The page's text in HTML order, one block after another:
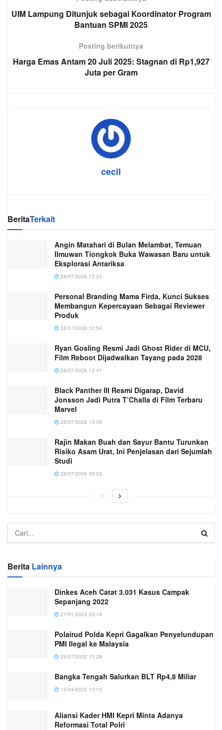
UIM Lampung Ditunjuk sebagai Koordinator Program
Bantuan SPMI 2025
Posting berikutnya
Harga Emas Antam 20 Juli 2025: Stagnan di Rp1,927
Juta per Gram
cecil
BeritaTerkait
Angin Matahari di Bulan Melambat, Temuan
Ilmuwan Tiongkok Buka Wawasan Baru untuk
Eksplorasi Antariksa
28/07/2026 13:24
Personal Branding Mama Firda, Kunci Sukses
Membangun Kepercayaan Sebagai Reviewer
Produk
28/07/2026 12:54
Ryan Gosling Resmi Jadi Ghost Rider di MCU,
Film Reboot Dijadwalkan Tayang pada 2028
28/07/2026 12:47
Black Panther III Resmi Digarap, David
Jonsson Jadi Putra T’Challa di Film Terbaru
Marvel
28/07/2026 10:08
Rajin Makan Buah dan Sayur Bantu Turunkan
Risiko Asam Urat, Ini Penjelasan dari Sejumlah
Studi
28/07/2026 09:53
Berita Lainnya
Dinkes Aceh Catat 3.031 Kasus Campak
Sepanjang 2022
27/01/2023 20:19
Polairud Polda Kepri Gagalkan Penyelundupan
PMI Ilegal ke Malaysia
29/07/2022 15:28
Bangka Tengah Salurkan BLT Rp4,8 Miliar
12/04/2022 13:10
Aliansi Kader HMI Kepri Minta Adanya
Reformasi Total Polri